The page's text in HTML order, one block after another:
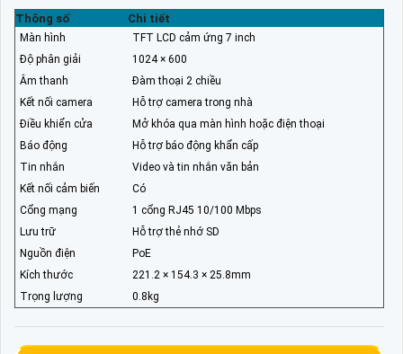
Thông số Chi tiết
Màn hình
TFT LCD cảm ứng 7 inch
Độ phân giải
1024 × 600
Âm thanh
Đàm thoại 2 chiều
Kết nối camera
Hỗ trợ camera trong nhà
Điều khiển cửa
Mở khóa qua màn hình hoặc điện thoại
Báo động
Hỗ trợ báo động khẩn cấp
Tin nhắn
Video và tin nhắn văn bản
Kết nối cảm biến
Có
Cổng mạng
1 cổng RJ45 10/100 Mbps
Lưu trữ
Hỗ trợ thẻ nhớ SD
Nguồn điện
PoE
Kích thước
221.2 × 154.3 × 25.8mm
Trọng lượng
0.8kg